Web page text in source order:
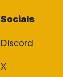
Socials
Discord
X